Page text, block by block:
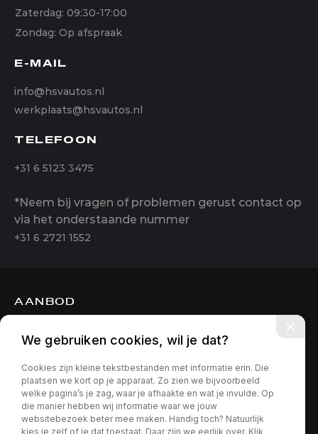
Zaterdag: 09:30-17:00
Zondag: Op afspraak
E-MAIL
info@hsvautos.nl
werkplaats@hsvautos.nl
TELEFOON
+31 6 5123 3475
*Neem bij vragen of problemen gerust contact op
via het onderstaande nummer
+31 6 2721 1552
AANBOD
OVER ONS
CONTACT
We gebruiken cookies, wil je dat?
Cookies zijn kleine tekstbestanden met informatie erin. Die
plaatsen we kort op je apparaat. Zo zien we bijvoorbeeld
welke pagina’s je zag, waar je afhaakte en wat je invulde. Op
die manier hebben wij informatie waar we jouw
websitebezoek beter mee maken. Handig toch? Natuurlijk
kies je zelf of je dat toestaat. Daar zijn we eerlijk over. Klik